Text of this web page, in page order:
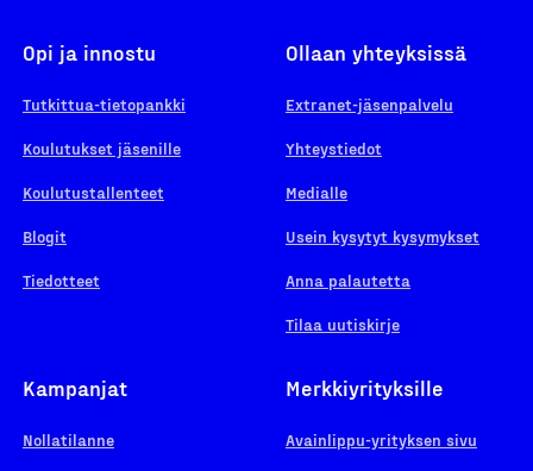
Opi ja innostu
Tutkittua-tietopankki
Koulutukset jäsenille
Koulutustallenteet
Blogit
Tiedotteet
Ollaan yhteyksissä
Extranet-jäsenpalvelu
Yhteystiedot
Medialle
Usein kysytyt kysymykset
Anna palautetta
Tilaa uutiskirje
Kampanjat
Nollatilanne
Merkkiyrityksille
Avainlippu-yrityksen sivu